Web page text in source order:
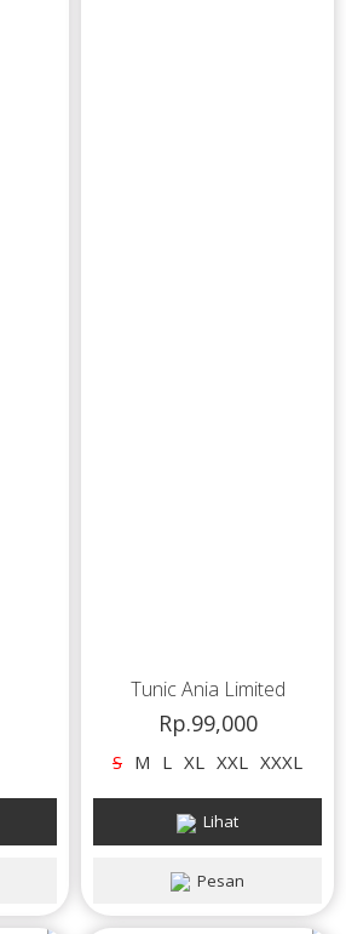
Tunic Ania Limited
Rp.99,000
S M L XL XXL XXXL
Pesan
Lihat